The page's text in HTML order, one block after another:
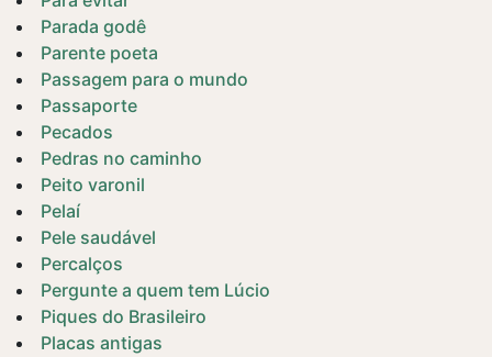
Parada godê
Parente poeta
Passagem para o mundo
Passaporte
Pecados
Pedras no caminho
Peito varonil
Pelaí
Pele saudável
Percalços
Pergunte a quem tem Lúcio
Piques do Brasileiro
Placas antigas